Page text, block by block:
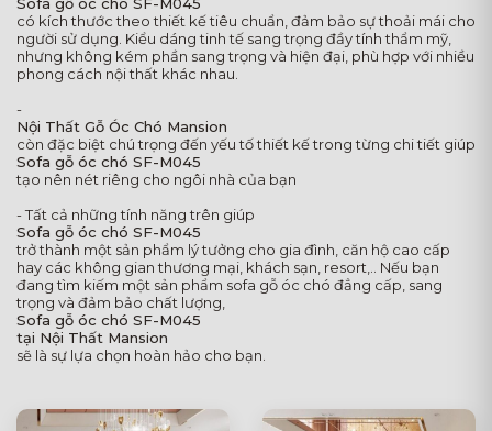
có kích thước theo thiết kế tiêu chuẩn, đảm bảo sự thoải mái cho
người sử dụng. Kiểu dáng tinh tế sang trọng đầy tính thẩm mỹ,
nhưng không kém phần sang trọng và hiện đại, phù hợp với nhiều
phong cách nội thất khác nhau.
-
Nội Thất Gỗ Óc Chó Mansion
còn đặc biệt chú trọng đến yếu tố thiết kế trong từng chi tiết giúp
Sofa gỗ óc chó SF-M045
tạo nên nét riêng cho ngôi nhà của bạn
- Tất cả những tính năng trên giúp
Sofa gỗ óc chó SF-M045
trở thành một sản phẩm lý tưởng cho gia đình, căn hộ cao cấp
hay các không gian thương mại, khách sạn, resort,.. Nếu bạn
đang tìm kiếm một sản phẩm sofa gỗ óc chó đẳng cấp, sang
trọng và đảm bảo chất lượng,
Sofa gỗ óc chó SF-M045
tại Nội Thất Mansion
sẽ là sự lựa chọn hoàn hảo cho bạn.